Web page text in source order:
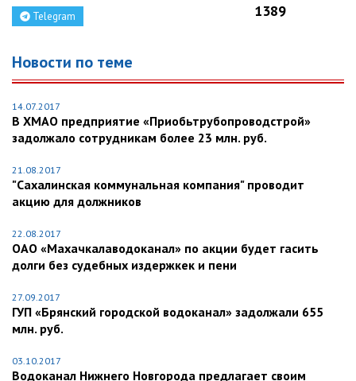
Telegram
1389
Новости по теме
14.07.2017
В ХМАО предприятие «Приобьтрубопроводстрой»
задолжало сотрудникам более 23 млн. руб.
21.08.2017
"Сахалинская коммунальная компания" проводит
акцию для должников
22.08.2017
ОАО «Махачкалаводоканал» по акции будет гасить
долги без судебных издержкек и пени
27.09.2017
ГУП «Брянский городской водоканал» задолжали 655
млн. руб.
03.10.2017
Водоканал Нижнего Новгорода предлагает своим